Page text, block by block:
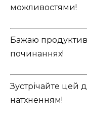
можливостями!
Бажаю
починаннях!
Зустрічайте цей
натхненням!